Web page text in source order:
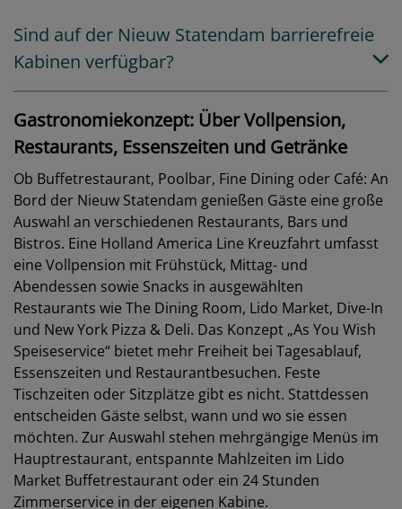
Sind auf der Nieuw Statendam barrierefreie
Kabinen verfügbar?
Gastronomiekonzept: Über Vollpension,
Restaurants, Essenszeiten und Getränke
Ob Buffetrestaurant, Poolbar, Fine Dining oder Café: An
Bord der Nieuw Statendam genießen Gäste eine große
Auswahl an verschiedenen Restaurants, Bars und
Bistros. Eine Holland America Line Kreuzfahrt umfasst
eine Vollpension mit Frühstück, Mittag- und
Abendessen sowie Snacks in ausgewählten
Restaurants wie The Dining Room, Lido Market, Dive-In
und New York Pizza & Deli. Das Konzept „As You Wish
Speiseservice“ bietet mehr Freiheit bei Tagesablauf,
Essenszeiten und Restaurantbesuchen. Feste
Tischzeiten oder Sitzplätze gibt es nicht. Stattdessen
entscheiden Gäste selbst, wann und wo sie essen
möchten. Zur Auswahl stehen mehrgängige Menüs im
Hauptrestaurant, entspannte Mahlzeiten im Lido
Market Buffetrestaurant oder ein 24 Stunden
Zimmerservice in der eigenen Kabine.